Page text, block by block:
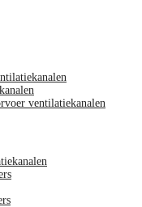
ventilatiekanalen